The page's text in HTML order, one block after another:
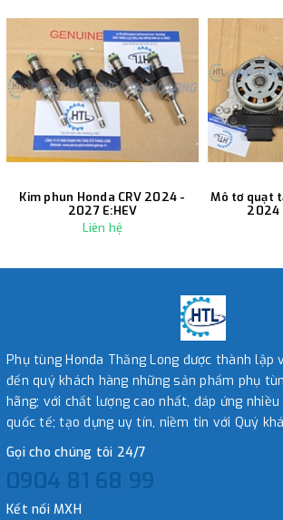
Kim phun Honda CRV 2024 -
2027 E:HEV
Liên hệ
Mô tơ quạt
2024
Phụ tùng Honda Thăng Long được thành lập
đến quý khách hàng những sản phẩm phụ
hãng; với chất lượng cao nhất, đáp ứng
quốc tế; tạo dựng uy tín, niềm tin với Quý
Gọi cho chúng tôi 24/7
0904 81 68 99
Kết nối MXH